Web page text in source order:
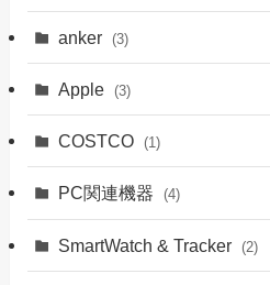
anker (3)
Apple (3)
COSTCO (1)
PC関連機器 (4)
SmartWatch & Tracker (2)